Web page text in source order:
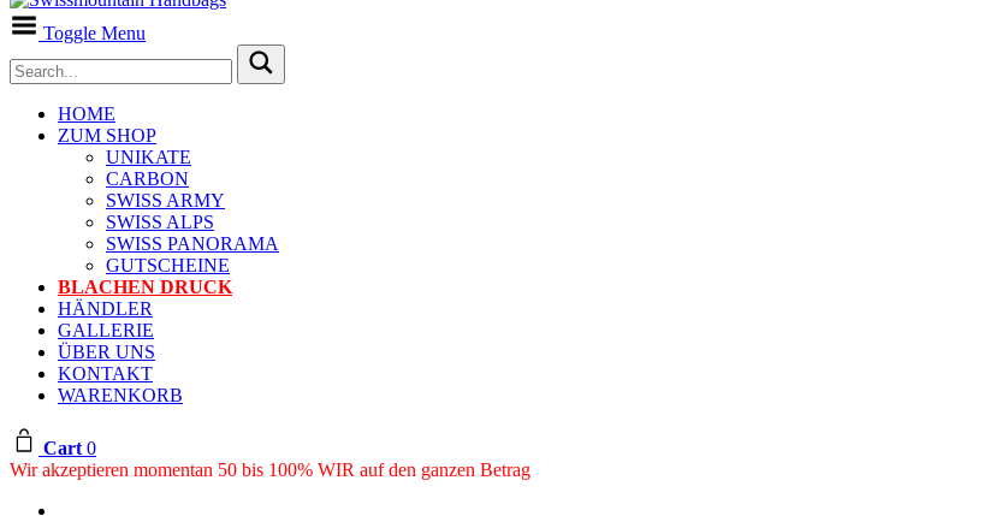
Toggle Menu
HOME
ZUM SHOP
UNIKATE
CARBON
SWISS ARMY
SWISS ALPS
SWISS PANORAMA
GUTSCHEINE
BLACHEN DRUCK
HÄNDLER
GALLERIE
ÜBER UNS
KONTAKT
WARENKORB
Cart 0
Wir akzeptieren momentan 50 bis 100% WIR auf den ganzen Betrag